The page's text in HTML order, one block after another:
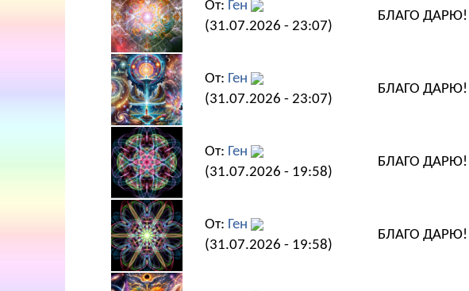
От: Ген
(31.07.2026 - 23:07)
БЛАГО ДАРЮ!
От: Ген
(31.07.2026 - 23:07)
БЛАГО ДАРЮ!
От: Ген
(31.07.2026 - 19:58)
БЛАГО ДАРЮ!
От: Ген
(31.07.2026 - 19:58)
БЛАГО ДАРЮ!